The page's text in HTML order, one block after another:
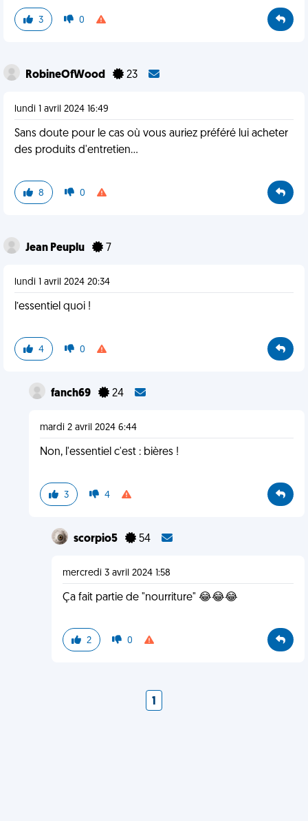
3 0
RobineOfWood 23
lundi 1 avril 2024 16:49
Sans doute pour le cas où vous auriez préféré lui acheter
des produits d'entretien...
8 0
Jean Peuplu 7
lundi 1 avril 2024 20:34
l’essentiel quoi !
4 0
fanch69 24
mardi 2 avril 2024 6:44
Non, l'essentiel c'est : bières !
3 4
scorpio5 54
mercredi 3 avril 2024 1:58
Ça fait partie de "nourriture" 😂😂😂
2 0
1